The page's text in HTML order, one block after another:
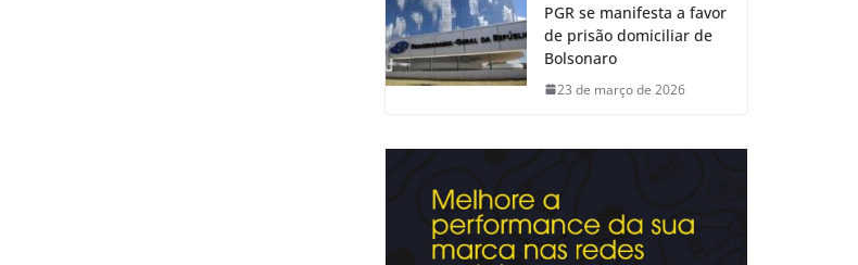
PGR se manifesta a favor
de prisão domiciliar de
Bolsonaro
23 de março de 2026